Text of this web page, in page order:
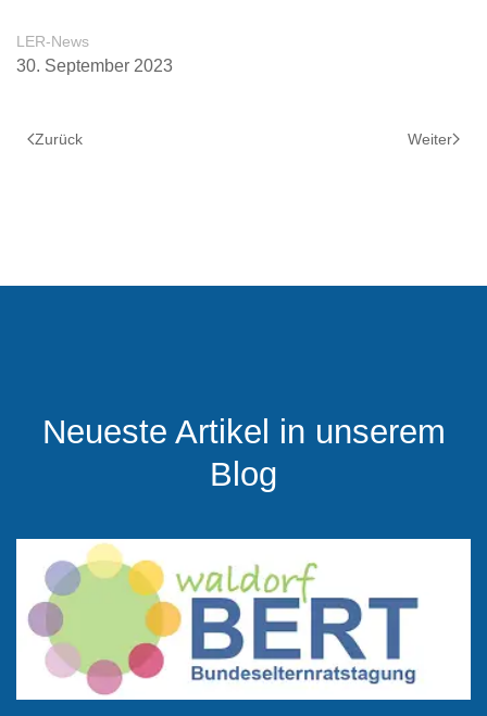
LER-News
30. September 2023
Zurück Weiter
Neueste Artikel in unserem
Blog